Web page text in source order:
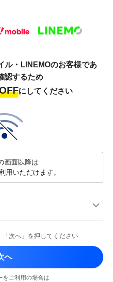
ル・LINEMOのお客様であ
認するため
にしてください
画面以降は
用いただけます。
「次へ」を押してください
へ
を ご利用の場合は